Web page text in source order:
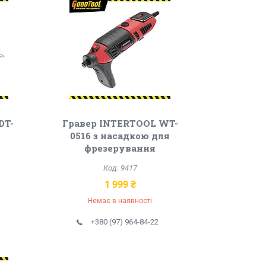
Гравер INTERTOOL WT-
0516 з насадкою для
фрезерування
9417
1 999 ₴
Немає в наявності
+380 (97) 964-84-22